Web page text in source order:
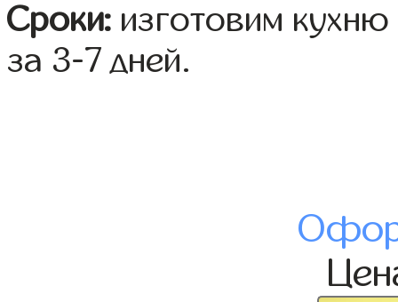
Сроки: изготовим
за 3-7 дней.